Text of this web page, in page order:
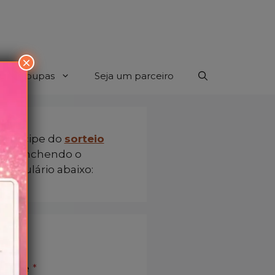
roupas Seja um parceiro
Participe do sorteio
o
abaixo:
Nome *
×